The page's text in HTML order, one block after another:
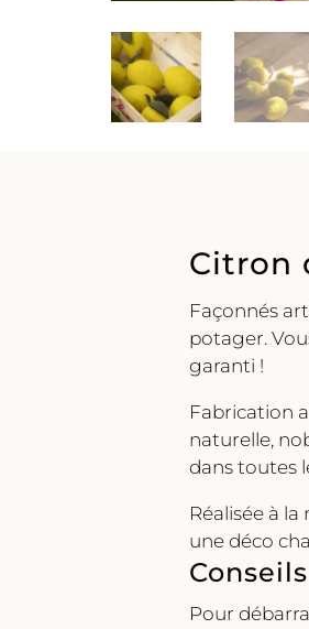
Citron
Façonnés
potager.
garanti !
Fabrication
naturelle,
dans toutes
Réalisée à
une déco
Pour